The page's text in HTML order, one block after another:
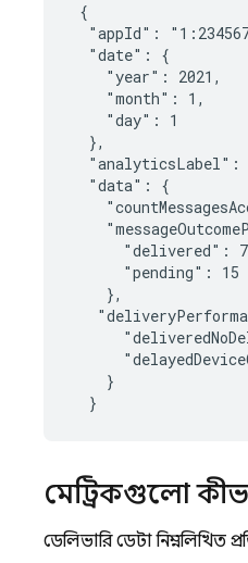
{
"appId":
  "date": {
    "year": 2021,
    "month": 1,
    "day": 1
  },
"analyticsLabel":
  "data": {
"delivered":
      "pending": 15
    },
    }
মেট্রিকগুলো
ডেলিভারি ডেটা